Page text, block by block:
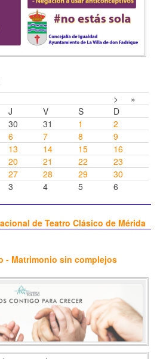
>
»
J V S
D
30 31 1
2
6 7 8
9
13 14 15
16
20 21 22
23
27 28 29
30
3 4 5 6
de Teatro Clásico de Mérida
- Matrimonio sin complejos